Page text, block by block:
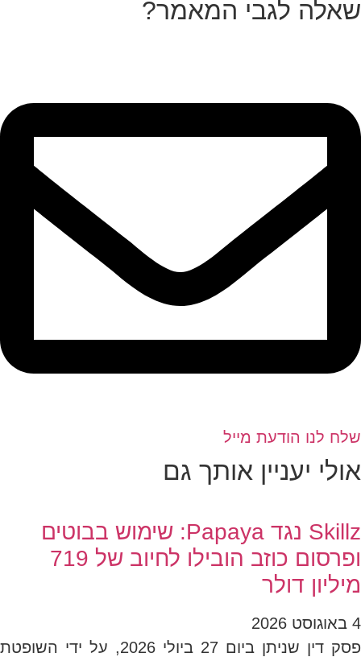
שאלה לגבי המאמר?
שלח לנו הודעת מייל
אולי יעניין אותך גם
Skillz נגד Papaya: שימוש בבוטים
ופרסום כוזב הובילו לחיוב של 719
מיליון דולר
4 באוגוסט 2026
פסק דין שניתן ביום 27 ביולי 2026, על ידי השופטת